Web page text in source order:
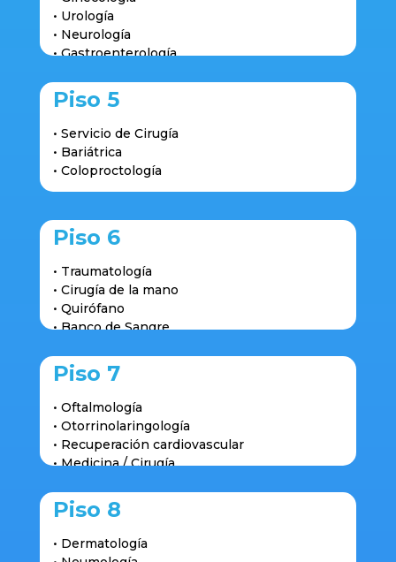
• Urología
• Neurología
• Gastroenterología
Piso 5
• Servicio de Cirugía
• Bariátrica
• Coloproctología
Piso 6
• Traumatología
• Cirugía de la mano
• Quirófano
• Banco de Sangre
• UCI
Piso 7
• Oftalmología
• Otorrinolaringología
• Recuperación cardiovascular
• Medicina / Cirugía
Piso 8
• Dermatología